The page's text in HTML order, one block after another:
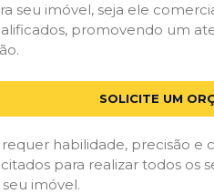
seu imóvel, seja ele
promovendo um
SOLICITE UM
habilidade, precisão
para realizar todos os
imóvel.